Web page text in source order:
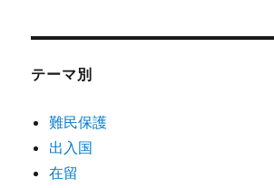
テーマ別
難民保護
出入国
在留